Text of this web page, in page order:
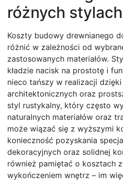
różnych stylach
Koszty budowy drewnianego
różnić w zależności od
zastosowanych materiałów.
kładzie nacisk na prostotę i
nieco tańszy w realizacji
architektonicznych oraz
styl rustykalny, który często
naturalnych materiałów oraz
może wiązać się z wyższymi
konieczność pozyskania
dekoracyjnych oraz solidnej
również pamiętać o kosztach
wykończeniem wnętrz – im